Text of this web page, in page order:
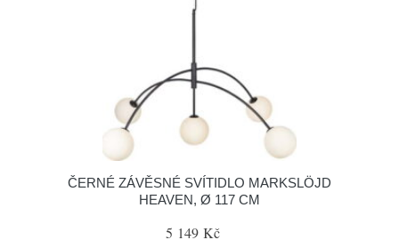
ČERNÉ ZÁVĚSNÉ SVÍTIDLO MARKSLÖJD
HEAVEN, Ø 117 CM
5 149 Kč